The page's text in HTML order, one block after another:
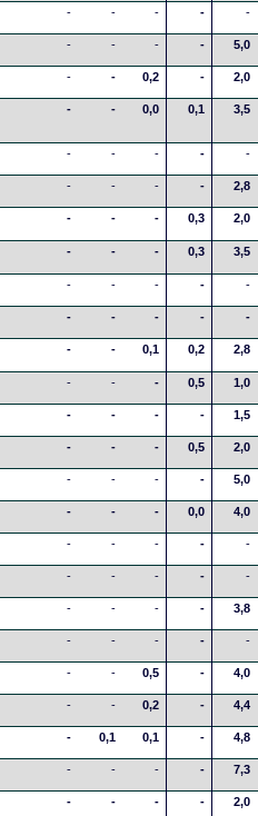
- - - - -
- - - - 5,0
- - 0,2 - 2,0
- - 0,0 0,1 3,5
- - - - -
- - - - 2,8
- - - 0,3 2,0
- - - 0,3 3,5
- - - - -
- - - - -
- - 0,1 0,2 2,8
- - - 0,5 1,0
- - - - 1,5
- - - 0,5 2,0
- - - - 5,0
- - - 0,0 4,0
- - - - -
- - - - -
- - - - 3,8
- - - - -
- - 0,5 - 4,0
- - 0,2 - 4,4
- 0,1 0,1 - 4,8
- - - - 7,3
- - - - 2,0